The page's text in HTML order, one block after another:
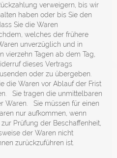
verweigern, bis wir
haben oder bis Sie den
Sie die Waren
welches der frühere
unverzüglich und in
vierzehn Tagen ab dem Tag,
dieses Vertrags
oder zu übergeben.
die Waren vor Ablauf der Frist
Sie tragen die unmittelbaren
Waren. Sie müssen für einen
nur aufkommen, wenn
Prüfung der Beschaffenheit,
der Waren nicht
zurückzuführen ist.